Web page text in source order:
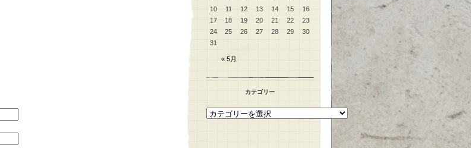
« 5月
10
11 12 13 14 15
16
17
18 19 20 21 22
23
24
25 26 27 28 29
30
31
カテゴリー